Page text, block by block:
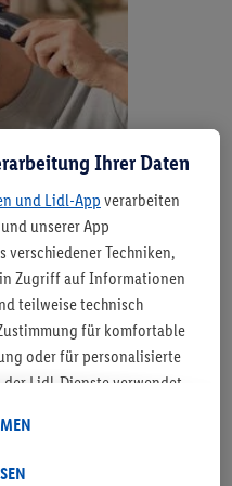
durch
– also im Sommer
Dein Bart ist nicht nur
dein Gesicht. Genau
im Sommer viel
Ihrer Daten
und Lidl-App verarbeiten
unserer App
verschiedener Techniken,
Zugriff auf Informationen
teilweise technisch
für komfortable
oder für personalisierte
Lidl-Dienste verwendet.
Filial-Kaufverhalten